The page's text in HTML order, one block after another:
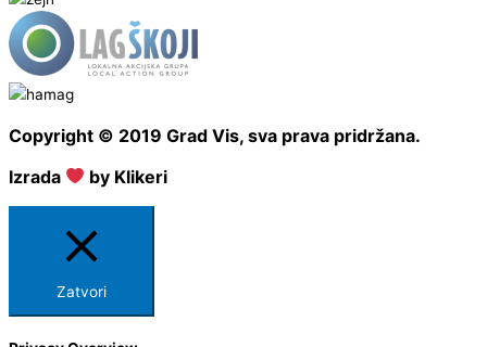
Copyright © 2019 Grad Vis, sva prava pridržana.
Izrada
by Klikeri
Zatvori